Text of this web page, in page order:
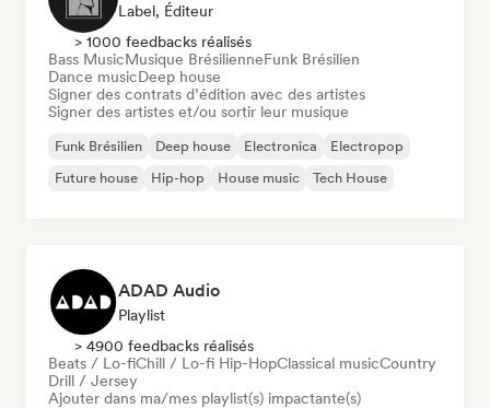
Label, Éditeur
> 1000 feedbacks réalisés
Bass MusicMusique BrésilienneFunk Brésilien
Dance musicDeep house
Signer des contrats d’édition avec des artistes
Signer des artistes et/ou sortir leur musique
Funk Brésilien Deep house Electronica
Electropop
Future house
Hip-hop House music Tech House
ADAD Audio
Playlist
> 4900 feedbacks réalisés
Beats / Lo-fiChill / Lo-fi Hip-HopClassical musicCountry
Drill / Jersey
Ajouter dans ma/mes playlist(s) impactante(s)